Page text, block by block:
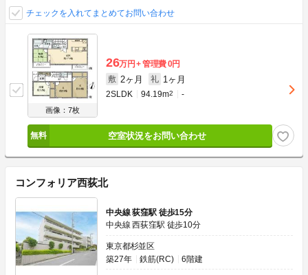
チェックを入れてまとめてお問い合わせ
画像：7枚
26万円 管理費0円
敷 2ヶ月 礼 1ヶ月
2SLDK 94.19m2 -
空室状況をお問い合わせ
コンフォリア西荻北
中央線 荻窪駅 徒歩15分
中央線 西荻窪駅 徒歩10分
東京都杉並区
築27年
鉄筋(RC) 6階建